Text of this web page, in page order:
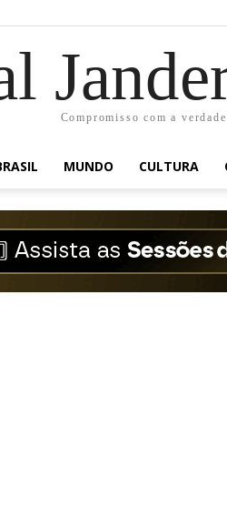
Compromisso com a verdade
MUNDO CULTURA